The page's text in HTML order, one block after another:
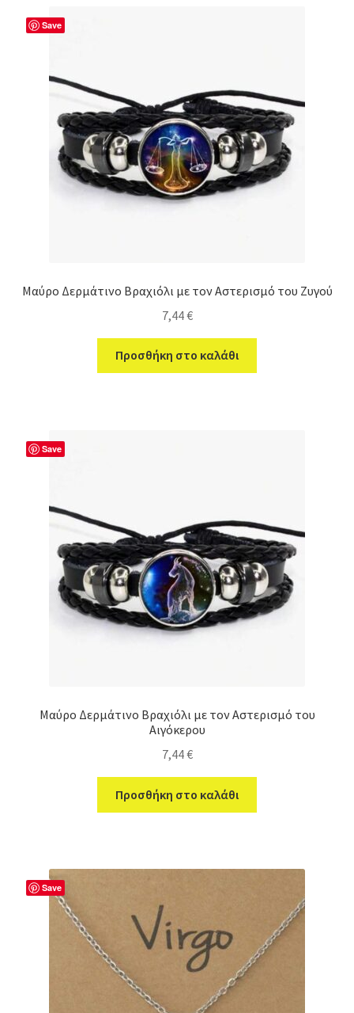
Save
Μαύρο Δερμάτινο Βραχιόλι με τον Αστερισμό του Ζυγού
7,44€
Προσθήκη στο καλάθι
Save
Μαύρο Δερμάτινο Βραχιόλι με τον Αστερισμό του
Αιγόκερου
7,44€
Προσθήκη στο καλάθι
Save